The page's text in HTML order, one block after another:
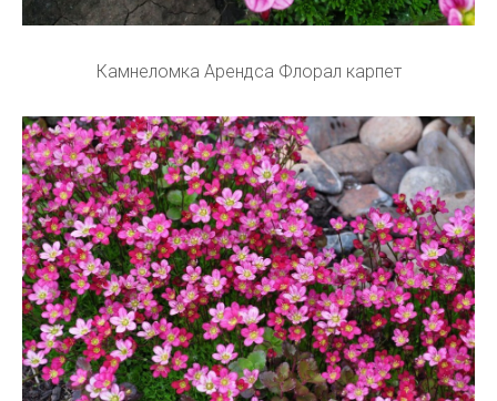
Камнеломка Арендса Флорал карпет